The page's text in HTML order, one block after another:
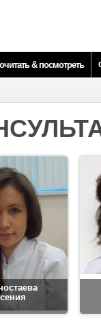
& посмотреть